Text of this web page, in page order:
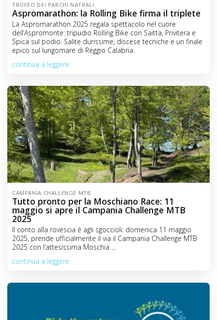
TROFEO DEI PARCHI NATRALI
Aspromarathon: la Rolling Bike firma il triplete
La Aspromarathon 2025 regala spettacolo nel cuore
dell’Aspromonte: tripudio Rolling Bike con Saitta, Privitera e
Spica sul podio. Salite durissime, discese tecniche e un finale
epico sul lungomare di Reggio Calabria.
continua a leggere
CAMPANIA CHALLENGE MTB
Tutto pronto per la Moschiano Race: 11
maggio si apre il Campania Challenge MTB
2025
Il conto alla rovescia è agli sgoccioli: domenica 11 maggio
2025, prende ufficialmente il via il Campania Challenge MTB
2025 con l’attesissima Moschia ...
continua a leggere